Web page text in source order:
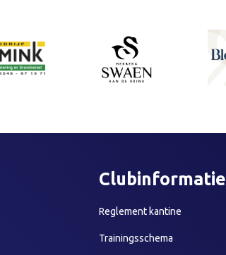
Clubinformatie
Reglement kantine
Trainingsschema